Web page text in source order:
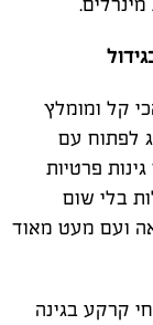
קל ומומלץ
לפתוח עם
פרטיות
בלי שום
ועם מעט מאוד
קרקע בגינה